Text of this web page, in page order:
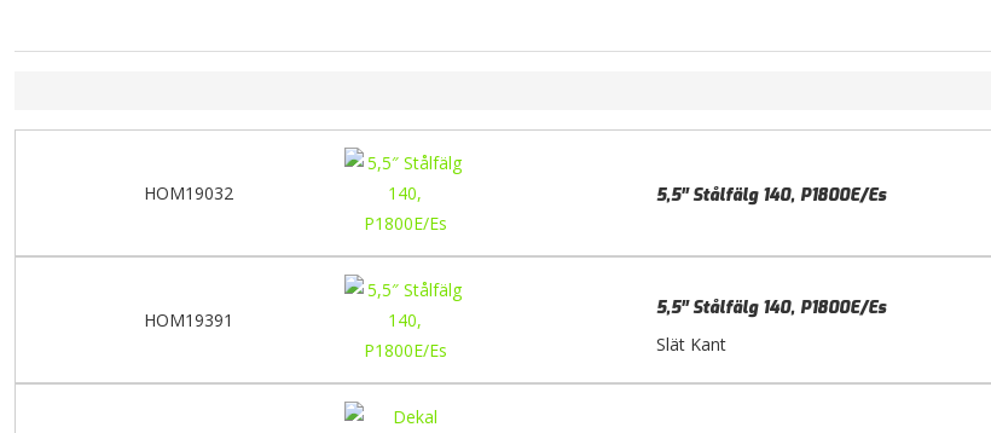
HOM19032 5,5″ Stålfälg 140, P1800E/Es
HOM19391
5,5″ Stålfälg 140, P1800E/Es
Slät Kant